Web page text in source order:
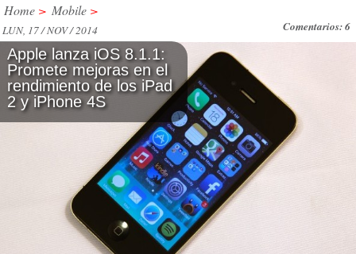
Home > Mobile >
Comentarios: 6
LUN, 17 / NOV / 2014
Apple lanza iOS 8.1.1:
Promete mejoras en el
rendimiento de los iPad
2 y iPhone 4S